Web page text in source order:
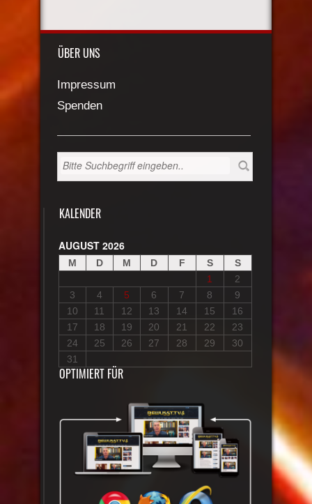
ÜBER UNS
Impressum
Spenden
KALENDER
AUGUST 2026
M D M D F S
S
1
2
3
4 5 6 7 8
9
10
11 12 13 14 15
16
17
18 19 20 21 22
23
24
25 26 27 28 29
30
31
OPTIMIERT FÜR